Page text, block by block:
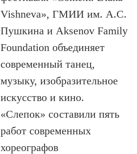
Vishneva», ГМИИ им. А.С.
Пушкина и Aksenov Family
Foundation объединяет
современный танец,
музыку, изобразительное
искусство и кино.
«Слепок» составили пять
работ современных
хореографов